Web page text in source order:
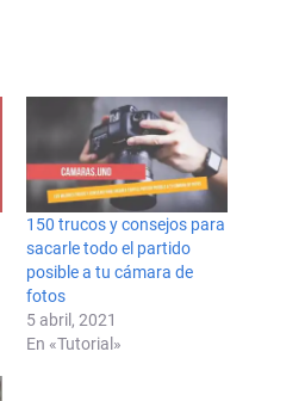
150 trucos y consejos para
sacarle todo el partido
posible a tu cámara de
fotos
5 abril, 2021
En «Tutorial»